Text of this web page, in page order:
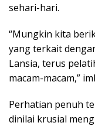
sehari-hari.
“Mungkin kita
yang terkait
Lansia, terus
macam-macam,”
Perhatian penuh
dinilai krusial